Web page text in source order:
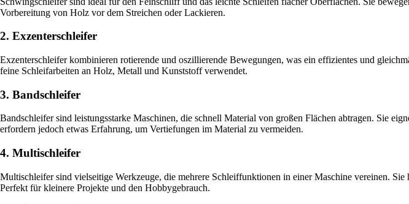
Vorbereitung von Holz vor dem Streichen oder Lackieren.
2. Exzenterschleifer
Exzenterschleifer kombinieren rotierende und oszillierende Bewegungen, was ein effizientes und
feine Schleifarbeiten an Holz, Metall und Kunststoff verwendet.
3. Bandschleifer
Bandschleifer sind leistungsstarke Maschinen, die schnell Material von großen Flächen abtragen. Sie
erfordern jedoch etwas Erfahrung, um Vertiefungen im Material zu vermeiden.
4. Multischleifer
Multischleifer sind vielseitige Werkzeuge, die mehrere Schleiffunktionen in einer Maschine vereinen.
Perfekt für kleinere Projekte und den Hobbygebrauch.